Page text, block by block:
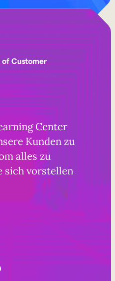
Customer
Center
Kunden zu
alles zu
sich vorstellen